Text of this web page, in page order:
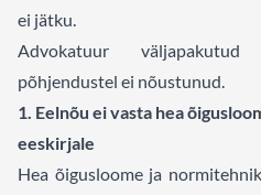
ei jätku.
Advokatuur väljapakutud
põhjendustel ei nõustunud.
1. Eelnõu ei vasta hea
eeskirjale
Hea õigusloome ja